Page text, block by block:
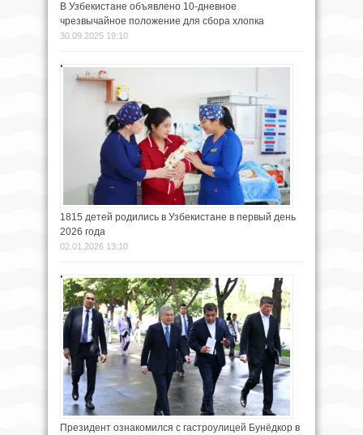
В Узбекистане объявлено 10-дневное
чрезвычайное положение для сбора хлопка
30.09.2025 19:10
1815 детей родились в Узбекистане в первый день
2026 года
02.01.2026 13:10
Президент ознакомился с гастроулицей Бунёдкор в